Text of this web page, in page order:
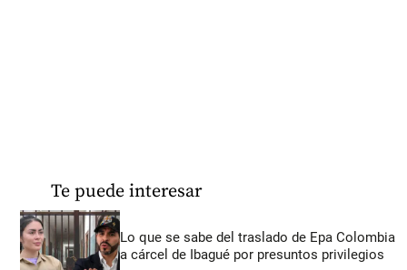
Te puede interesar
Lo que se sabe del traslado de Epa Colombia
a cárcel de Ibagué por presuntos privilegios